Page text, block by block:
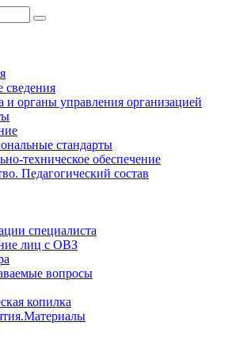
и органы управления организацией
стандарты
техническое обеспечение
Педагогический состав
специалиста
лиц с ОВЗ
вопросы
копилка